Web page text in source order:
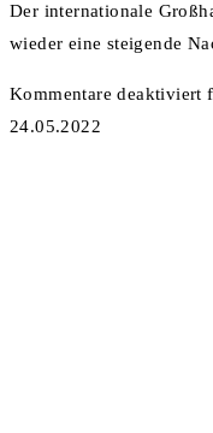
Der internationale
wieder eine steigende
Kommentare deaktiviert
24.05.2022